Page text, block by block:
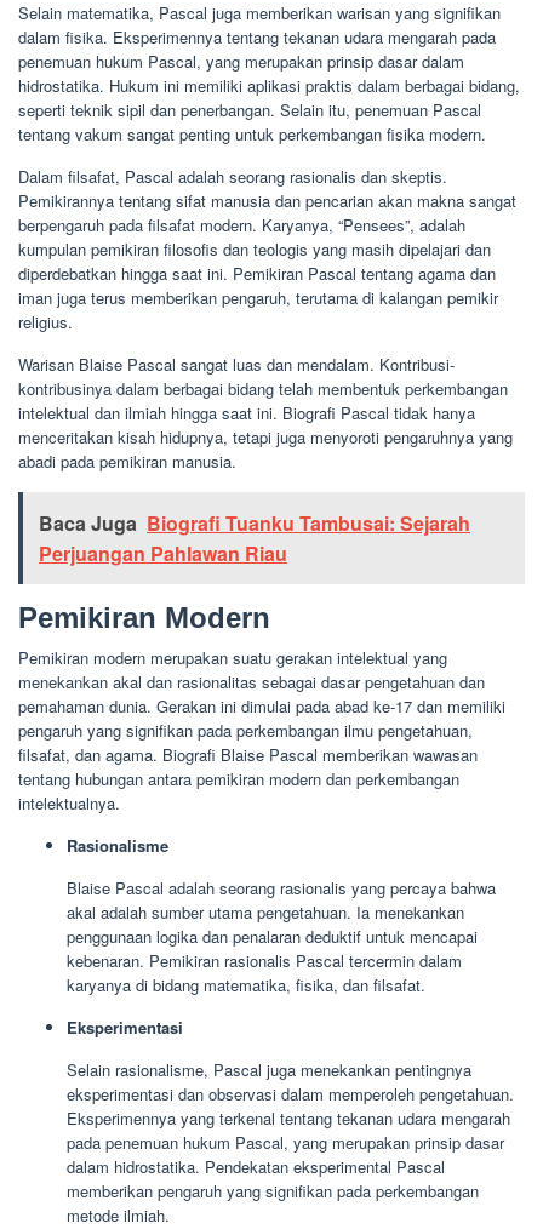
Selain matematika, Pascal juga memberikan warisan yang signifikan
dalam fisika. Eksperimennya tentang tekanan udara mengarah pada
penemuan hukum Pascal, yang merupakan prinsip dasar dalam
hidrostatika. Hukum ini memiliki aplikasi praktis dalam berbagai bidang,
seperti teknik sipil dan penerbangan. Selain itu, penemuan Pascal
tentang vakum sangat penting untuk perkembangan fisika modern.
Dalam filsafat, Pascal adalah seorang rasionalis dan skeptis.
Pemikirannya tentang sifat manusia dan pencarian akan makna sangat
berpengaruh pada filsafat modern. Karyanya, “Pensees”, adalah
kumpulan pemikiran filosofis dan teologis yang masih dipelajari dan
diperdebatkan hingga saat ini. Pemikiran Pascal tentang agama dan
iman juga terus memberikan pengaruh, terutama di kalangan pemikir
religius.
Warisan Blaise Pascal sangat luas dan mendalam. Kontribusi-
kontribusinya dalam berbagai bidang telah membentuk perkembangan
intelektual dan ilmiah hingga saat ini. Biografi Pascal tidak hanya
menceritakan kisah hidupnya, tetapi juga menyoroti pengaruhnya yang
abadi pada pemikiran manusia.
Baca Juga Biografi Tuanku Tambusai: Sejarah
Perjuangan Pahlawan Riau
Pemikiran Modern
Pemikiran modern merupakan suatu gerakan intelektual yang
menekankan akal dan rasionalitas sebagai dasar pengetahuan dan
pemahaman dunia. Gerakan ini dimulai pada abad ke-17 dan memiliki
pengaruh yang signifikan pada perkembangan ilmu pengetahuan,
filsafat, dan agama. Biografi Blaise Pascal memberikan wawasan
tentang hubungan antara pemikiran modern dan perkembangan
intelektualnya.
Rasionalisme
Blaise Pascal adalah seorang rasionalis yang percaya bahwa
akal adalah sumber utama pengetahuan. Ia menekankan
penggunaan logika dan penalaran deduktif untuk mencapai
kebenaran. Pemikiran rasionalis Pascal tercermin dalam
karyanya di bidang matematika, fisika, dan filsafat.
Eksperimentasi
Selain rasionalisme, Pascal juga menekankan pentingnya
eksperimentasi dan observasi dalam memperoleh pengetahuan.
Eksperimennya yang terkenal tentang tekanan udara mengarah
pada penemuan hukum Pascal, yang merupakan prinsip dasar
dalam hidrostatika. Pendekatan eksperimental Pascal
memberikan pengaruh yang signifikan pada perkembangan
metode ilmiah.